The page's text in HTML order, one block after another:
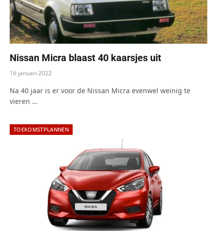
Nissan Micra blaast 40 kaarsjes uit
16 januari 2022
Na 40 jaar is er voor de Nissan Micra evenwel weinig te
vieren …
TOEKOMSTPLANNEN